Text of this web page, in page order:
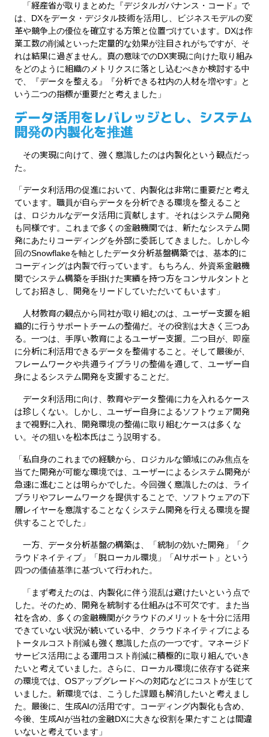
「経産省が取りまとめた『デジタルガバナンス・コード』で
は、DXをデータ・デジタル技術を活用し、ビジネスモデルの変
革や競争上の優位を確立する方策と位置づけています。DXは作
業工数の削減といった定量的な効果が注目されがちですが、そ
れは結果に過ぎません。真の意味でのDX実現に向けた取り組み
をどのように組織のメトリクスに落とし込むべきか検討する中
で、『データを整える』『分析できる社内の人材を増やす』と
いう二つの指標が重要だと考えました」
データ活用をレバレッジとし、システム
開発の内製化を推進
その実現に向けて、強く意識したのは内製化という観点だっ
た。
「データ利活用の促進において、内製化は非常に重要だと考え
ています。職員が自らデータを分析できる環境を整えること
は、ロジカルなデータ活用に貢献します。それはシステム開発
も同様です。これまで多くの金融機関では、新たなシステム開
発にあたりコーディングを外部に委託してきました。しかし今
回のSnowflakeを軸としたデータ分析基盤構築では、基本的に
コーディングは内製で行っています。もちろん、外資系金融機
関でシステム構築を手掛けた実績を持つ方をコンサルタントと
してお招きし、開発をリードしていただいてもいます」
人材教育の観点から同社が取り組むのは、ユーザー支援を組
織的に行うサポートチームの整備だ。その役割は大きく三つあ
る。一つは、手厚い教育によるユーザー支援。二つ目が、即座
に分析に利活用できるデータを整備すること。そして最後が、
フレームワークや共通ライブラリの整備を通して、ユーザー自
身によるシステム開発を支援することだ。
データ利活用に向け、教育やデータ整備に力を入れるケース
は珍しくない。しかし、ユーザー自身によるソフトウェア開発
まで視野に入れ、開発環境の整備に取り組むケースは多くな
い。その狙いを松本氏はこう説明する。
「私自身のこれまでの経験から、ロジカルな領域にのみ焦点を
当てた開発が可能な環境では、ユーザーによるシステム開発が
急速に進むことは明らかでした。今回強く意識したのは、ライ
ブラリやフレームワークを提供することで、ソフトウェアの下
層レイヤーを意識することなくシステム開発を行える環境を提
供することでした」
一方、データ分析基盤の構築は、「統制の効いた開発」「ク
ラウドネイティブ」「脱ローカル環境」「AIサポート」という
四つの価値基準に基づいて行われた。
「まず考えたのは、内製化に伴う混乱は避けたいという点で
した。そのため、開発を統制する仕組みは不可欠です。また当
社を含め、多くの金融機関がクラウドのメリットを十分に活用
できていない状況が続いている中、クラウドネイティブによる
トータルコスト削減も強く意識した点の一つです。マネージド
サービス活用による運用コスト削減に積極的に取り組んでいき
たいと考えていました。さらに、ローカル環境に依存する従来
の環境では、OSアップグレードへの対応などにコストが生じて
いました。新環境では、こうした課題も解消したいと考えまし
た。最後に、生成AIの活用です。コーディング内製化も含め、
今後、生成AIが当社の金融DXに大きな役割を果たすことは間違
いないと考えています」